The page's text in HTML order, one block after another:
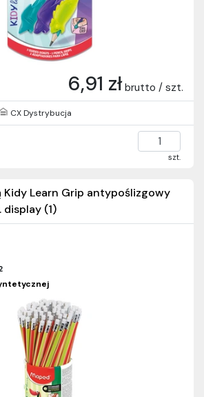
6,91 zł brutto / szt.
CX Dystrybucja
szt.
Kidy Learn Grip antypoślizgowy
display (1)